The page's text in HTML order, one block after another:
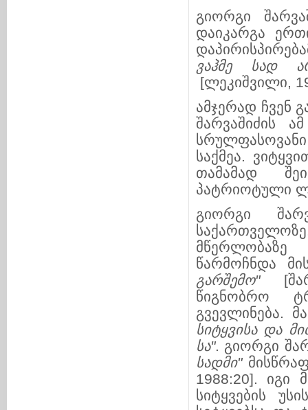
გიორგი
დაიკარგა
ვაჰმე სად
[ლეკიშვილი,
ამჯერად ჩვენ
შარვაშიძის
საქმეა.
თამამად
პატრიოტული
გიორგი
მწერლობაზე
წარმოჩნდა
გარშემო"
წიგნობრო
გვევლინება.
სიტყვისა და
სა". გიორგი
სადმი"
1988:20]. იგი
სიტყვების